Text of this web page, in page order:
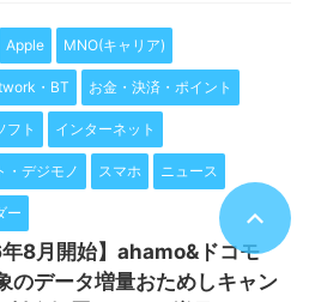
Apple MNO(キャリア)
・BT お金・決済・ポイント
フト インターネット
・デジモノ スマホ ニュース
ー
年8月開始】ahamo&ドコモ
のデータ増量おためしキャン